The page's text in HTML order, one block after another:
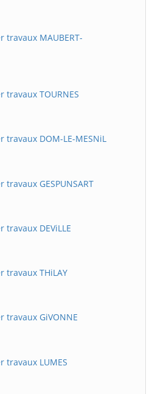
travaux MAUBERT-
travaux TOURNES
travaux DOM-LE-MESNiL
GESPUNSART
travaux DEViLLE
travaux THiLAY
travaux GiVONNE
travaux LUMES